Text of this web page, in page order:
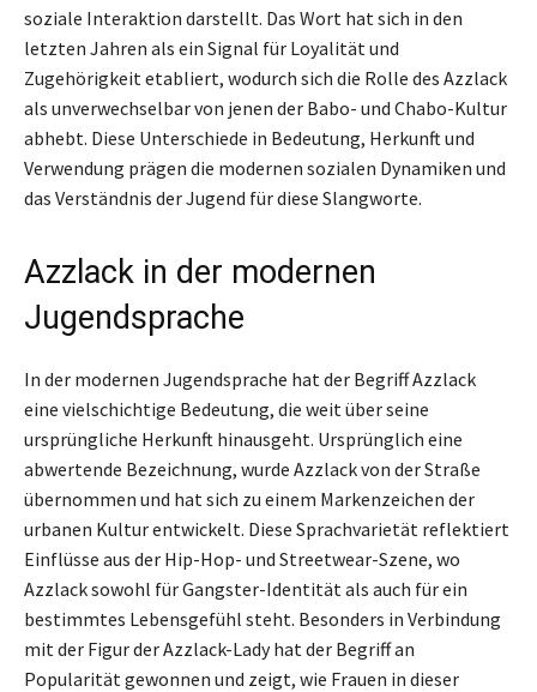
soziale Interaktion darstellt. Das Wort hat sich in den
letzten Jahren als ein Signal für Loyalität und
Zugehörigkeit etabliert, wodurch sich die Rolle des Azzlack
als unverwechselbar von jenen der Babo- und Chabo-Kultur
abhebt. Diese Unterschiede in Bedeutung, Herkunft und
Verwendung prägen die modernen sozialen Dynamiken und
das Verständnis der Jugend für diese Slangworte.
Azzlack in der modernen
Jugendsprache
In der modernen Jugendsprache hat der Begriff Azzlack
eine vielschichtige Bedeutung, die weit über seine
ursprüngliche Herkunft hinausgeht. Ursprünglich eine
abwertende Bezeichnung, wurde Azzlack von der Straße
übernommen und hat sich zu einem Markenzeichen der
urbanen Kultur entwickelt. Diese Sprachvarietät reflektiert
Einflüsse aus der Hip-Hop- und Streetwear-Szene, wo
Azzlack sowohl für Gangster-Identität als auch für ein
bestimmtes Lebensgefühl steht. Besonders in Verbindung
mit der Figur der Azzlack-Lady hat der Begriff an
Popularität gewonnen und zeigt, wie Frauen in dieser